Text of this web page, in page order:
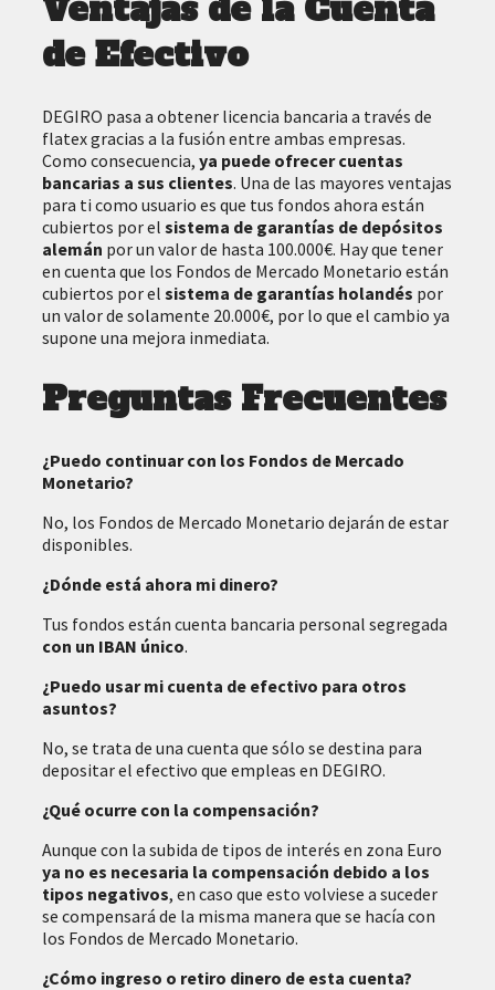
Ventajas de la Cuenta
de Efectivo
DEGIRO pasa a obtener licencia bancaria a través de
flatex gracias a la fusión entre ambas empresas.
Como consecuencia, ya puede ofrecer cuentas
bancarias a sus clientes. Una de las mayores ventajas
para ti como usuario es que tus fondos ahora están
cubiertos por el sistema de garantías de depósitos
alemán por un valor de hasta 100.000€. Hay que tener
en cuenta que los Fondos de Mercado Monetario están
cubiertos por el sistema de garantías holandés por
un valor de solamente 20.000€, por lo que el cambio ya
supone una mejora inmediata.
Preguntas Frecuentes
¿Puedo continuar con los Fondos de Mercado
Monetario?
No, los Fondos de Mercado Monetario dejarán de estar
disponibles.
¿Dónde está ahora mi dinero?
Tus fondos están cuenta bancaria personal segregada
con un IBAN único.
¿Puedo usar mi cuenta de efectivo para otros
asuntos?
No, se trata de una cuenta que sólo se destina para
depositar el efectivo que empleas en DEGIRO.
¿Qué ocurre con la compensación?
Aunque con la subida de tipos de interés en zona Euro
ya no es necesaria la compensación debido a los
tipos negativos, en caso que esto volviese a suceder
se compensará de la misma manera que se hacía con
los Fondos de Mercado Monetario.
¿Cómo ingreso o retiro dinero de esta cuenta?